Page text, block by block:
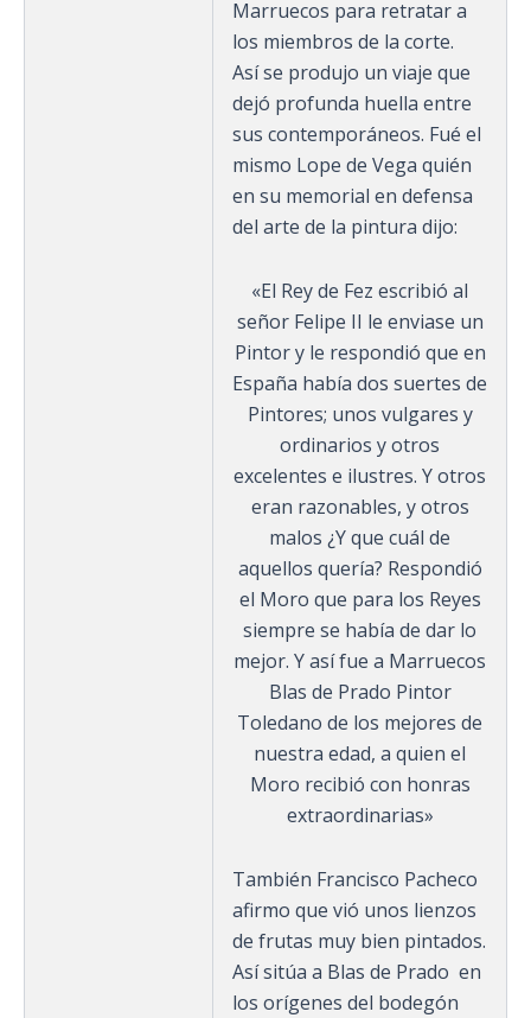
Marruecos para retratar a
los miembros de la corte.
Así se produjo un viaje que
dejó profunda huella entre
sus contemporáneos. Fué el
mismo Lope de Vega quién
en su memorial en defensa
del arte de la pintura dijo:
«El Rey de Fez escribió al
señor Felipe II le enviase un
Pintor y le respondió que en
España había dos suertes de
Pintores; unos vulgares y
ordinarios y otros
excelentes e ilustres. Y otros
eran razonables, y otros
malos ¿Y que cuál de
aquellos quería? Respondió
el Moro que para los Reyes
siempre se había de dar lo
mejor. Y así fue a Marruecos
Blas de Prado Pintor
Toledano de los mejores de
nuestra edad, a quien el
Moro recibió con honras
extraordinarias»
También Francisco Pacheco
afirmo que vió unos lienzos
de frutas muy bien pintados.
Así sitúa a Blas de Prado en
los orígenes del bodegón